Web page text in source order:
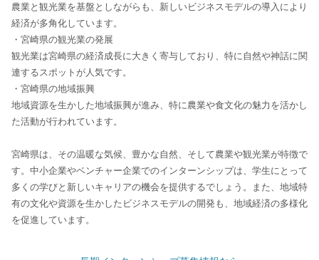
農業と観光業を基盤としながらも、新しいビジネスモデルの導入により
経済が多角化しています。
・宮崎県の観光業の発展
観光業は宮崎県の経済成長に大きく寄与しており、特に自然や神話に関
連するスポットが人気です。
・宮崎県の地域振興
地域資源を生かした地域振興が進み、特に農業や食文化の魅力を活かし
た活動が行われています。
宮崎県は、その温暖な気候、豊かな自然、そして農業や観光業が特徴で
す。中小企業やベンチャー企業でのインターンシップは、学生にとって
多くの学びと新しいキャリアの機会を提供するでしょう。また、地域特
有の文化や資源を生かしたビジネスモデルの開発も、地域経済の多様化
を促進しています。